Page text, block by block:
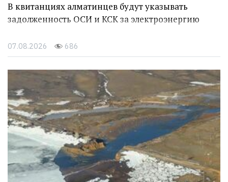
В квитанциях алматинцев будут указывать
задолженность ОСИ и КСК за электроэнергию
07.08.2026 686